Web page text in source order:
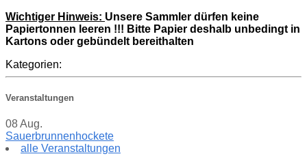
Wichtiger Hinweis: Unsere Sammler dürfen keine
Papiertonnen leeren !!! Bitte Papier deshalb unbedingt in
Kartons oder gebündelt bereithalten
Kategorien:
Veranstaltungen
08Aug.
Sauerbrunnenhockete
alle Veranstaltungen